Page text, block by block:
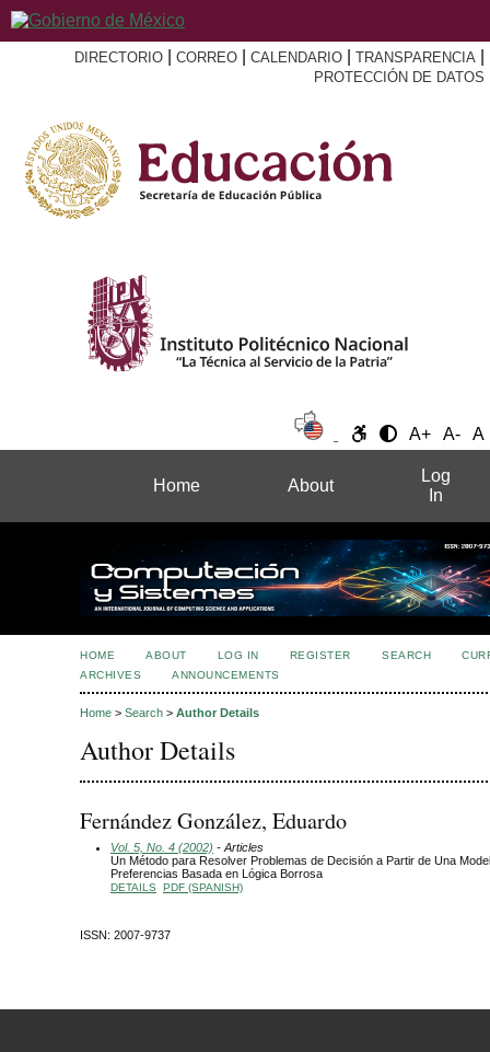
DIRECTORIO CORREO CALENDARIO TRANSPARENCIA
PROTECCIÓN DE DATOS
A+ A- A
Home About
Log
In
HOME ABOUT LOG IN REGISTER SEARCH
ARCHIVES
ANNOUNCEMENTS
Home > Search > Author Details
Author Details
Fernández González, Eduardo
Vol. 5, No. 4 (2002) - Articles
Un Método para Resolver Problemas de Decisión a Partir de Una
Preferencias Basada en Lógica Borrosa
DETAILS PDF (SPANISH)
ISSN: 2007-9737